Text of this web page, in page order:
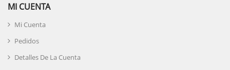
MI CUENTA
Mi Cuenta
Pedidos
Detalles De La Cuenta